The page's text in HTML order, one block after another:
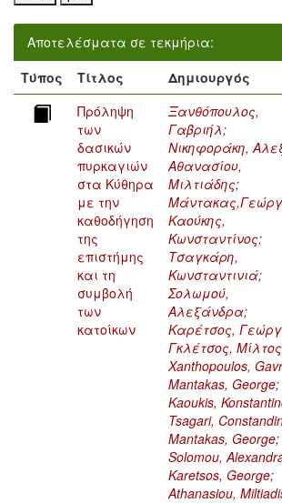
Αποτελέσματα σε τεκμήρια:
Τύπος
Τίτλος Δημιουργός
Πρόληψη
των
δασικών
πυρκαγιών
στα Κύθηρα
με την
καθοδήγηση
της
επιστήμης
και τη
συμβολή
των
κατοίκων
Ξανθόπουλος,
Γαβριήλ;
Νικηφοράκη,
Αθανασίου,
Μιλτιάδης;
Καούκης,
Κωνσταντίνος;
Τσαγκάρη,
Κωνσταντινιά;
Σολωμού,
Αλεξάνδρα;
Καρέτσος,
Γκλέτσος, Μίλτος
Xanthopoulos,
Mantakas, George;
Kaoukis,
Tsagari,
Mantakas, George;
Solomou,
Karetsos, George;
Athanasiou,